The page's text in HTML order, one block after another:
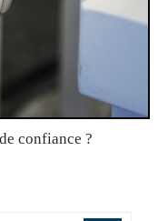
confiance ?